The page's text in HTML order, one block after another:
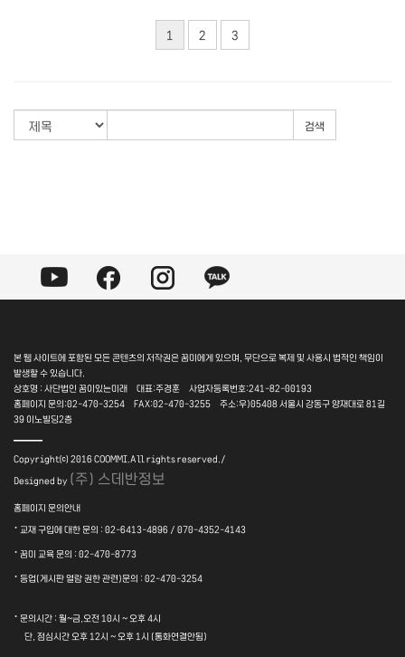
1 2 3
검색
본 웹 사이트에 포함된 모든 콘텐츠의 저작권은 꿈미에게 있으며, 무단으로 복제 및 사용시 법적인 책임이
발생할 수 있습니다.
상호명 : 사단법인 꿈이있는미래 대표:주경훈 사업자등록번호:241-82-00193
홈페이지 문의:02-470-3254 FAX:02-470-3255 주소:우)05408 서울시 강동구 양재대로 81길
39 이노빌딩2층
――
Copyright⒞ 2016 COOMMI.All rights reserved./
Designed by (주) 스데반정보
홈페이지 문의안내
· 교재 구입에 대한 문의 : 02-6413-4896 / 070-4352-4143
· 꿈미 교육 문의 : 02-470-8773
· 등업(게시판 열람 권한 관련)문의 : 02-470-3254
· 문의시간 : 월~금,오전 10시 ~ 오후 4시
단, 점심시간 오후 12시 ~ 오후 1시 (통화연결안됨)